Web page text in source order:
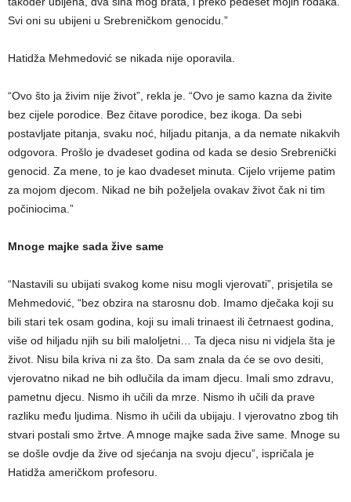
Svi oni su ubijeni u Srebreničkom genocidu.”
Hatidža Mehmedović se nikada nije oporavila.
“Ovo što ja živim nije život”, rekla je. “Ovo je samo kazna da živite
bez cijele porodice. Bez čitave porodice, bez ikoga. Da sebi
postavljate pitanja, svaku noć, hiljadu pitanja, a da nemate nikakvih
odgovora. Prošlo je dvadeset godina od kada se desio Srebrenički
genocid. Za mene, to je kao dvadeset minuta. Cijelo vrijeme patim
za mojom djecom. Nikad ne bih poželjela ovakav život čak ni tim
počiniocima.”
Mnoge majke sada žive same
“Nastavili su ubijati svakog kome nisu mogli vjerovati”, prisjetila se
Mehmedović, “bez obzira na starosnu dob. Imamo dječaka koji su
bili stari tek osam godina, koji su imali trinaest ili četrnaest godina,
više od hiljadu njih su bili maloljetni… Ta djeca nisu ni vidjela šta je
život. Nisu bila kriva ni za što. Da sam znala da će se ovo desiti,
vjerovatno nikad ne bih odlučila da imam djecu. Imali smo zdravu,
pametnu djecu. Nismo ih učili da mrze. Nismo ih učili da prave
razliku među ljudima. Nismo ih učili da ubijaju. I vjerovatno zbog tih
stvari postali smo žrtve. A mnoge majke sada žive same. Mnoge su
se došle ovdje da žive od sjećanja na svoju djecu”, ispričala je
Hatidža američkom profesoru.